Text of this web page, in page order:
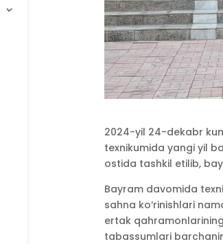
2024-yil 24-dekabr
texnikumida yangi yil
ostida tashkil etilib,
Bayram davomida
sahna ko‘rinishlari
ertak
tabassumlari